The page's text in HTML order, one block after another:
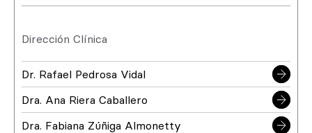
Dirección Clínica
Dr. Rafael Pedrosa Vidal
Dra. Ana Riera Caballero
Dra. Fabiana Zúñiga Almonetty